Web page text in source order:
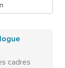
cadres